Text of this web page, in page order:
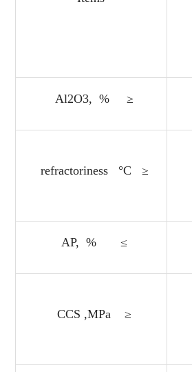
Al2O3, % ≥
refractoriness °C ≥
AP, % ≤
CCS ,MPa ≥